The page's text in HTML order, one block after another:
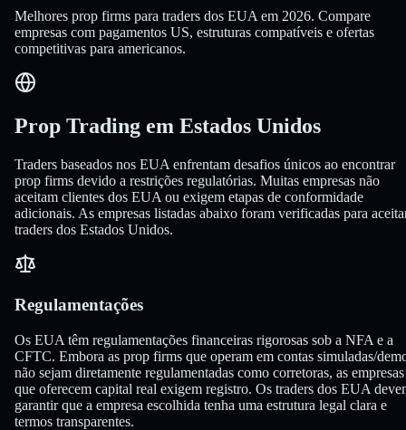
Melhores prop firms para traders dos EUA em 2026. Compare
empresas com pagamentos US, estruturas compatíveis e ofertas
competitivas para americanos.
Prop Trading em Estados Unidos
Traders baseados nos EUA enfrentam desafios únicos ao encontrar
prop firms devido a restrições regulatórias. Muitas empresas não
aceitam clientes dos EUA ou exigem etapas de conformidade
adicionais. As empresas listadas abaixo foram verificadas para
traders dos Estados Unidos.
Regulamentações
Os EUA têm regulamentações financeiras rigorosas sob a NFA e a
CFTC. Embora as prop firms que operam em contas simuladas/
não sejam diretamente regulamentadas como corretoras, as empresas
que oferecem capital real exigem registro. Os traders dos EUA
garantir que a empresa escolhida tenha uma estrutura legal clara e
termos transparentes.